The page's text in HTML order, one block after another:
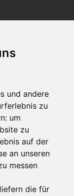
und andere
zu
um
zu
auf der
an unseren
messen
die für
Android - Ein